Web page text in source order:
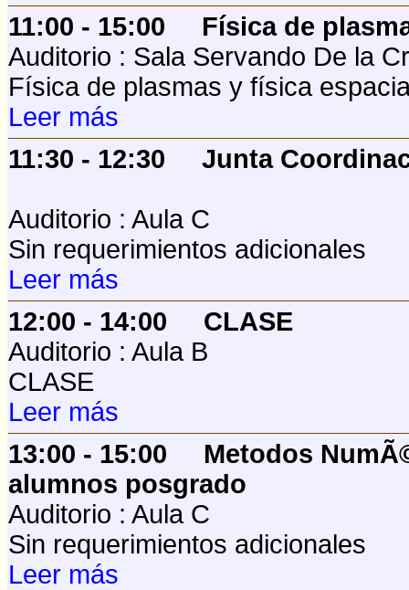
11:00 - 15:00 Física de
Auditorio : Sala Servando De la
Física de plasmas y física
Leer más
11:30 - 12:30 Junta
Auditorio : Aula C
Sin requerimientos adicionales
Leer más
12:00 - 14:00 CLASE
Auditorio : Aula B
CLASE
Leer más
13:00 - 15:00 Metodos
alumnos posgrado
Auditorio : Aula C
Sin requerimientos adicionales
Leer más